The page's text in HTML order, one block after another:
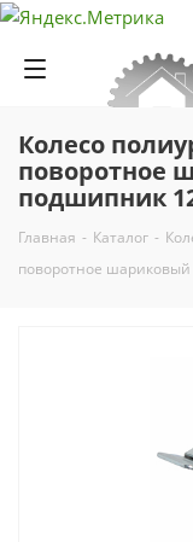
Колесо
поворотное
подшипник
Главная - Каталог -
поворотное